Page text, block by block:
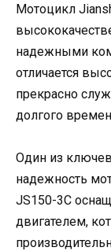
Мотоцикл
надежными
отличается
прекрасно
долгого
Один из
надежность
JS150-3C
двигателем,